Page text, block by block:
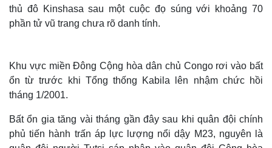
thủ đô Kinshasa sau một cuộc đọ súng với khoảng 70
phần tử vũ trang chưa rõ danh tính.
Khu vực miền Đông Cộng hòa dân chủ Congo rơi vào bất
ổn từ trước khi Tổng thống Kabila lên nhậm chức hồi
tháng 1/2001.
Bất ổn gia tăng vài tháng gần đây sau khi quân đội chính
phủ tiến hành trấn áp lực lượng nổi dậy M23, nguyên là